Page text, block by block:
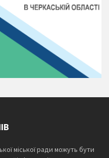
міської ради можуть бути